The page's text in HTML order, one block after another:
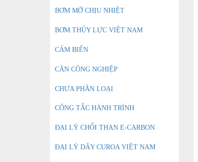
BƠM MỠ CHỊU NHIỆT
BƠM THỦY LỰC VIỆT NAM
CẢM BIẾN
CÂN CÔNG NGHIỆP
CHƯA PHÂN LOẠI
CÔNG TẮC HÀNH TRÌNH
ĐẠI LÝ CHỔI THAN E-CARBON
ĐẠI LÝ DÂY CUROA VIỆT NAM